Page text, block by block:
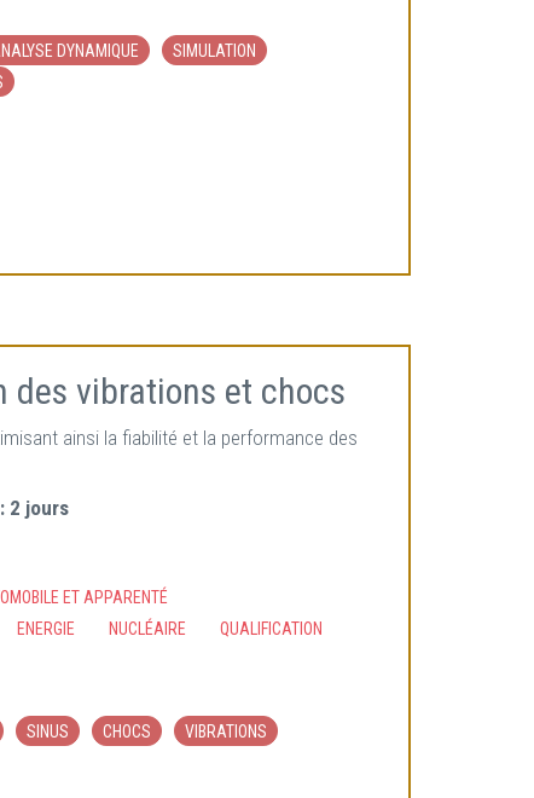
DYNAMIQUE
SIMULATION
vibrations et chocs
ainsi la fiabilité et la performance des
2 jours
ET APPARENTÉ
ENERGIE NUCLÉAIRE
QUALIFICATION
SINUS CHOCS
VIBRATIONS